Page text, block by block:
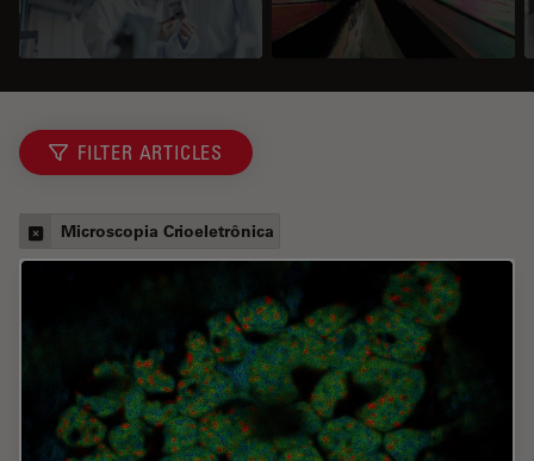
FILTER ARTICLES
Microscopia Crioeletrônica